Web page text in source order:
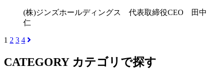
(株)ジンズホールディングス 代表取締役CEO 田中
仁
1 2 3 4
CATEGORY カテゴリで探す